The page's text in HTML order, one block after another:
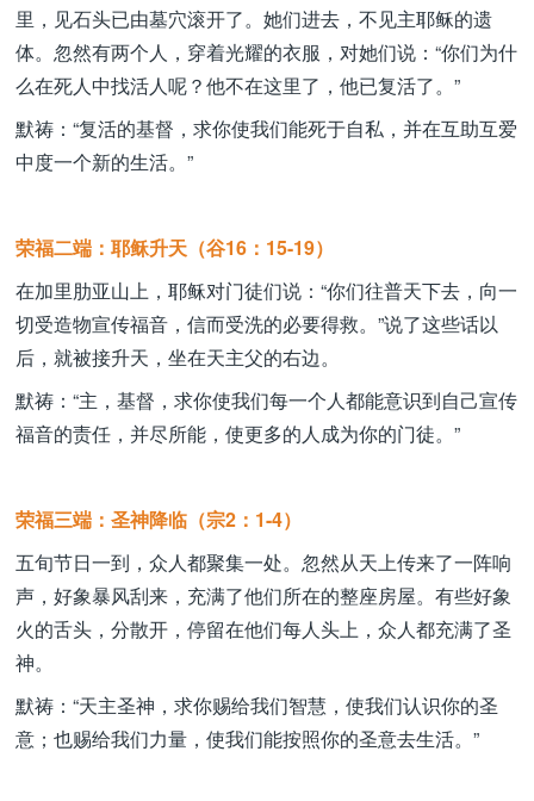
里，见石头已由墓穴滚开了。她们进去，不见主耶稣的遗
体。忽然有两个人，穿着光耀的衣服，对她们说：“你们为什
么在死人中找活人呢？他不在这里了，他已复活了。”
默祷：“复活的基督，求你使我们能死于自私，并在互助互爱
中度一个新的生活。”
荣福二端：耶稣升天（谷16：15-19）
在加里肋亚山上，耶稣对门徒们说：“你们往普天下去，向一
切受造物宣传福音，信而受洗的必要得救。”说了这些话以
后，就被接升天，坐在天主父的右边。
默祷：“主，基督，求你使我们每一个人都能意识到自己宣传
福音的责任，并尽所能，使更多的人成为你的门徒。”
荣福三端：圣神降临（宗2：1-4）
五旬节日一到，众人都聚集一处。忽然从天上传来了一阵响
声，好象暴风刮来，充满了他们所在的整座房屋。有些好象
火的舌头，分散开，停留在他们每人头上，众人都充满了圣
神。
默祷：“天主圣神，求你赐给我们智慧，使我们认识你的圣
意；也赐给我们力量，使我们能按照你的圣意去生活。”